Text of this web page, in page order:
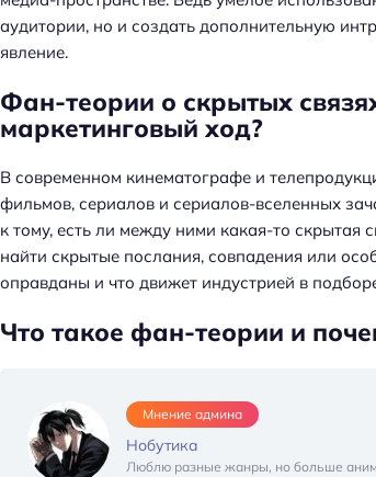
аудитории, но и создать дополнительную
явление.
Фан-теории о скрытых
маркетинговый ход?
В современном кинематографе и
фильмов, сериалов и сериалов-вселенных
к тому, есть ли между ними какая-то
найти скрытые послания, совпадения или
оправданы и что движет индустрией в
Что такое фан-теории и
Мнение админа
Нобутика
Люблю разные жанры, но больше